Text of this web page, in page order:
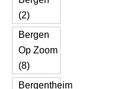
(2)
Bergen
Op Zoom
(8)
Bergentheim